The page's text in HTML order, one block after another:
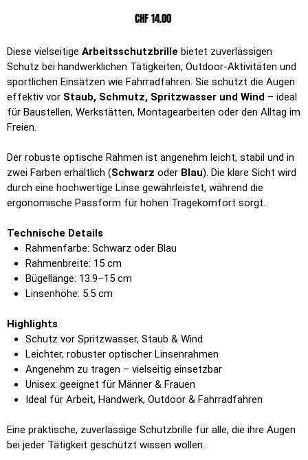
Preis
CHF 14.00
Diese vielseitige Arbeitsschutzbrille bietet zuverlässigen
Schutz bei handwerklichen Tätigkeiten, Outdoor-Aktivitäten und
sportlichen Einsätzen wie Fahrradfahren. Sie schützt die Augen
effektiv vor Staub, Schmutz, Spritzwasser und Wind – ideal
für Baustellen, Werkstätten, Montagearbeiten oder den Alltag im
Freien.
Der robuste optische Rahmen ist angenehm leicht, stabil und in
zwei Farben erhältlich (Schwarz oder Blau). Die klare Sicht wird
durch eine hochwertige Linse gewährleistet, während die
ergonomische Passform für hohen Tragekomfort sorgt.
Technische Details
Rahmenfarbe: Schwarz oder Blau
Rahmenbreite: 15 cm
Bügellänge: 13.9–15 cm
Linsenhöhe: 5.5 cm
Highlights
Schutz vor Spritzwasser, Staub & Wind
Leichter, robuster optischer Linsenrahmen
Angenehm zu tragen – vielseitig einsetzbar
Unisex: geeignet für Männer & Frauen
Ideal für Arbeit, Handwerk, Outdoor & Fahrradfahren
Eine praktische, zuverlässige Schutzbrille für alle, die ihre Augen
bei jeder Tätigkeit geschützt wissen wollen.